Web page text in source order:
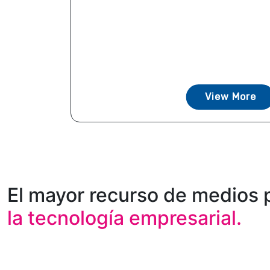
View More
El mayor recurso de medios
la tecnología empresarial.